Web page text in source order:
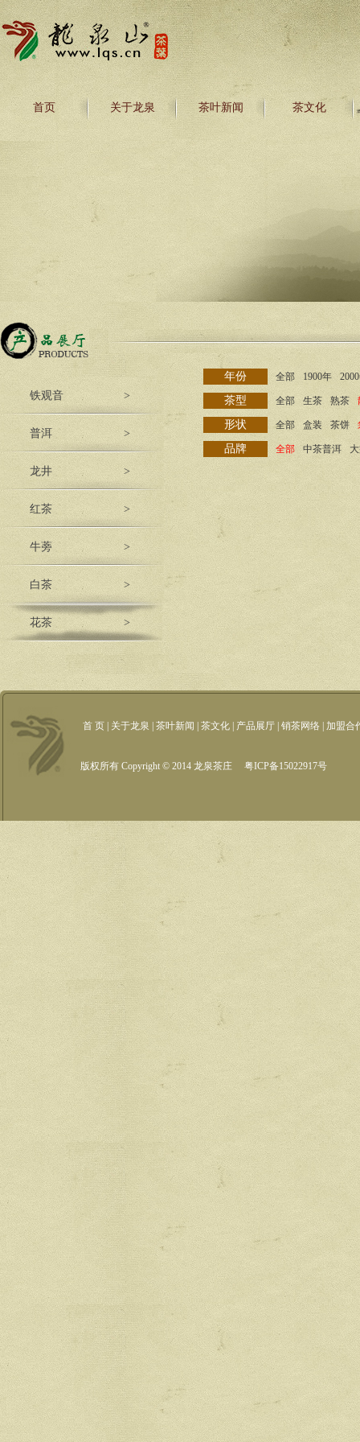
首页 关于龙泉 茶叶新闻 茶文化
铁观音 >
普洱 >
龙井 >
红茶 >
牛蒡 >
白茶 >
花茶 >
年份 全部 1900年
茶型 全部 生茶 熟茶
形状 全部 盒装 茶饼
品牌 全部 中茶普洱
首 页 关于龙泉 茶叶新闻 茶文化 产品展厅 销茶网络 加盟合
版权所有 Copyright © 2014 龙泉茶庄 粤ICP备15022917号